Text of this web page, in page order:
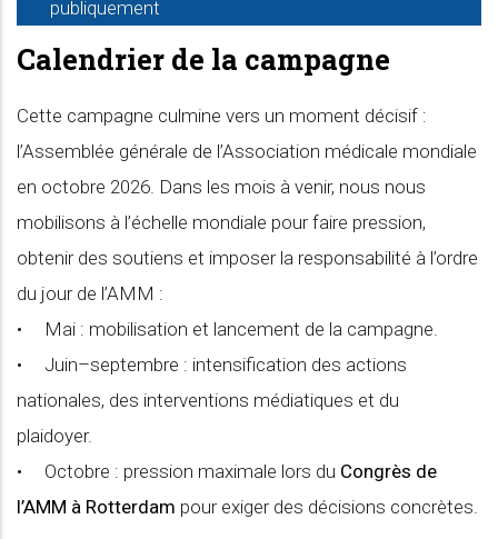
publiquement
Calendrier de la campagne
Cette campagne culmine vers un moment décisif :
l’Assemblée générale de l’Association médicale mondiale
en octobre 2026. Dans les mois à venir, nous nous
mobilisons à l’échelle mondiale pour faire pression,
obtenir des soutiens et imposer la responsabilité à l’ordre
du jour de l’AMM :
• Mai : mobilisation et lancement de la campagne.
• Juin–septembre : intensification des actions
nationales, des interventions médiatiques et du
plaidoyer.
• Octobre : pression maximale lors du Congrès de
l’AMM à Rotterdam pour exiger des décisions concrètes.